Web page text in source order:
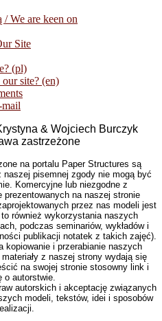
/ We are keen on
Site
(pl)
site? (en)
mail
& Wojciech Burczyk
zastrzeżone
na portalu Paper Structures są
pisemnej zgody nie mogą być
Komercyjne lub niezgodne z
na naszej stronie
przez nas modeli jest
również wykorzystania naszych
podczas seminariów, wykładów i
publikacji notatek z takich zajęć).
kopiowanie i przerabianie naszych
z naszej strony wydają się
na swojej stronie stosowny link i
o autorstwie.
autorskich i akceptację związanych
modeli, tekstów, idei i sposobów